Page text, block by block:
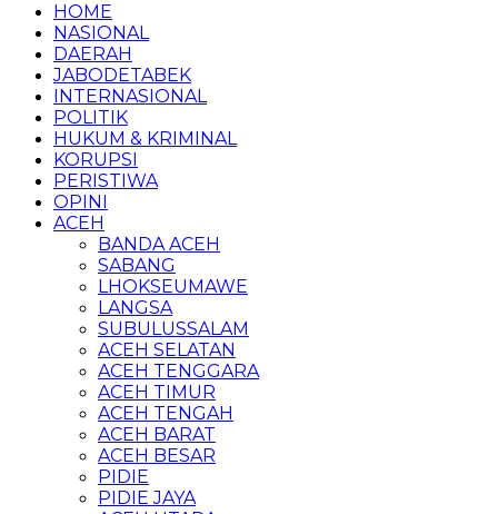
HOME
NASIONAL
DAERAH
JABODETABEK
INTERNASIONAL
POLITIK
HUKUM & KRIMINAL
KORUPSI
PERISTIWA
OPINI
ACEH
BANDA ACEH
SABANG
LHOKSEUMAWE
LANGSA
SUBULUSSALAM
ACEH SELATAN
ACEH TENGGARA
ACEH TIMUR
ACEH TENGAH
ACEH BARAT
ACEH BESAR
PIDIE
PIDIE JAYA